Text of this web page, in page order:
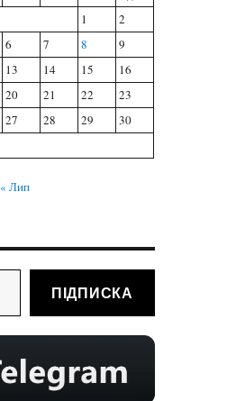
1
2
6 7 8
9
13 14 15
16
20 21 22
23
27 28 29
30
« Лип
ПІДПИСКА